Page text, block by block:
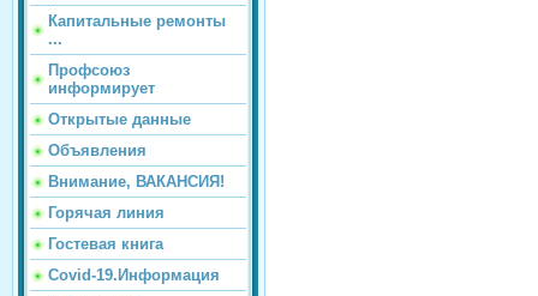
Капитальные ремонты
...
Профсоюз
информирует
Открытые данные
Объявления
Внимание, ВАКАНСИЯ!
Горячая линия
Гостевая книга
Covid-19.Информация